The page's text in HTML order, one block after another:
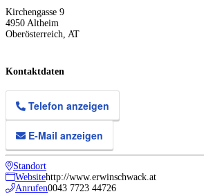
Kirchengasse 9
4950 Altheim
Oberösterreich AT
Kontaktdaten
Telefon anzeigen
E-Mail anzeigen
Standort
Websitehttp://www.erwinschwack.at
Anrufen0043 7723 44726